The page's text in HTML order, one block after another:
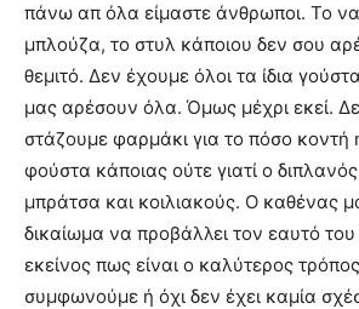
πάνω απ όλα είμαστε άνθρωποι. Το να
μπλούζα, το στυλ κάποιου δεν σου
θεμιτό. Δεν έχουμε όλοι τα ίδια
μας αρέσουν όλα. Όμως μέχρι εκεί.
στάζουμε φαρμάκι για το πόσο κοντή
φούστα κάποιας ούτε γιατί ο
μπράτσα και κοιλιακούς. Ο καθένας
δικαίωμα να προβάλλει τον εαυτό του
εκείνος πως είναι ο καλύτερος
συμφωνούμε ή όχι δεν έχει καμία